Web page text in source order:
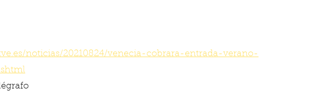
noticias/20210824/venecia-cobrara-entrada-verano-